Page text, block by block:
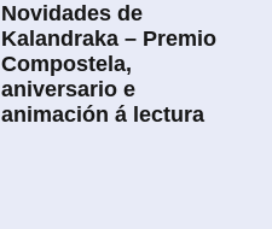
Novidades de
Kalandraka – Premio
Compostela,
aniversario e
animación á lectura